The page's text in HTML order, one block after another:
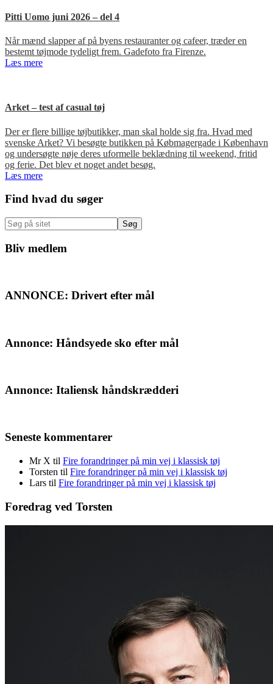
Pitti Uomo juni 2026 – del 4
Når mænd slapper af på byens restauranter og cafeer, træder en
bestemt tøjmode tydeligt frem. Gadefoto fra Firenze.
Læs mere
Arket – test af casual tøj
Der er flere billige tøjbutikker, man skal holde sig fra. Hvad med
svenske Arket? Vi besøgte butikken på Købmagergade i København
og undersøgte nøje deres uformelle beklædning til weekend, fritid
og ferie. Det blev et noget andet besøg.
Læs mere
Primær
Sidebar
Find hvad du søger
Søg
på
sitet
Bliv medlem
ANNONCE: Drivert efter mål
Annonce: Håndsyede sko efter mål
Annonce: Italiensk håndskrædderi
Seneste kommentarer
Mr X til Fire forandringer på min vej i klassisk tøj
Torsten til Fire forandringer på min vej i klassisk tøj
Lars til Fire forandringer på min vej i klassisk tøj
Foredrag ved Torsten